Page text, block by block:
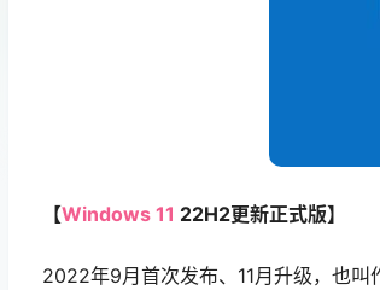
【Windows 11 22H2更新正式版】
2022年9月首次发布、11月升级，也